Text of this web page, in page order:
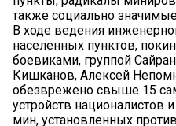
также социально
В ходе ведения
населенных пунктов,
боевиками, группой
Кишканов, Алексей
обезврежено свыше 15
устройств националистов
мин, установленных